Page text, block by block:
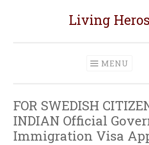
Living Heros
MENU
FOR SWEDISH
INDIAN Official
Immigration Visa